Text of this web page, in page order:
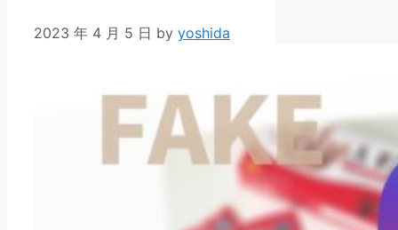
2023 年 4 月 5 日 by yoshida